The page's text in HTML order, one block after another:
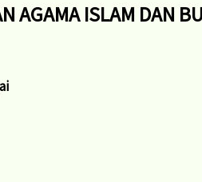
AGAMA ISLAM DAN